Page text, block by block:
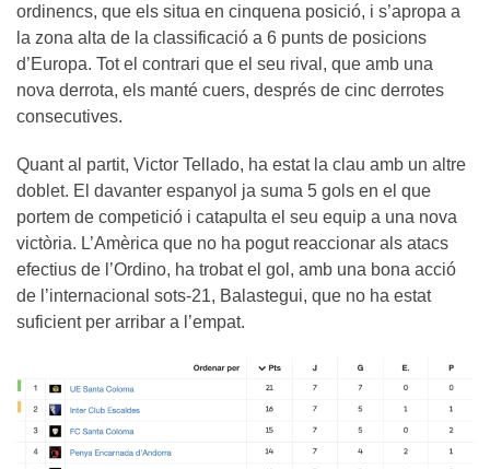
ordinencs, que els situa en cinquena posició, i s’apropa a
la zona alta de la classificació a 6 punts de posicions
d’Europa. Tot el contrari que el seu rival, que amb una
nova derrota, els manté cuers, després de cinc derrotes
consecutives.
Quant al partit, Victor Tellado, ha estat la clau amb un altre
doblet. El davanter espanyol ja suma 5 gols en el que
portem de competició i catapulta el seu equip a una nova
victòria. L’Amèrica que no ha pogut reaccionar als atacs
efectius de l’Ordino, ha trobat el gol, amb una bona acció
de l’internacional sots-21, Balastegui, que no ha estat
suficient per arribar a l’empat.